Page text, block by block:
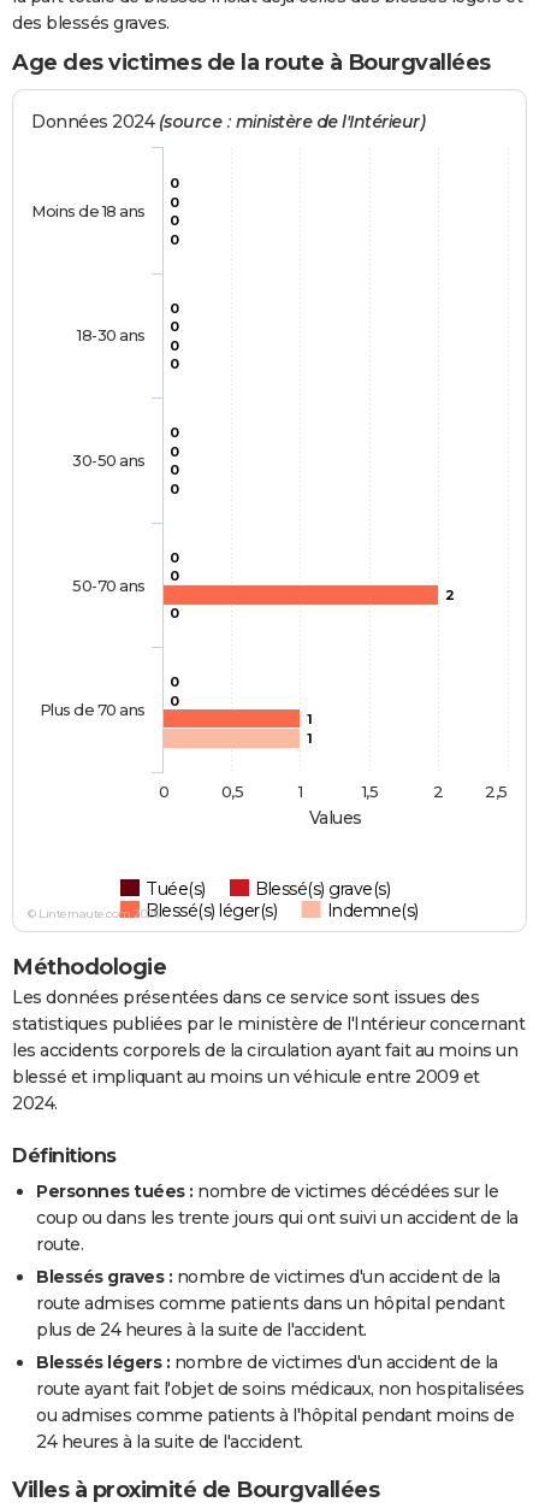
des blessés graves.
Age des victimes de la route à Bourgvallées
Values
Données 2024 (source : ministère de l'Intérieur)
0
0
0
0
0
0
0
0
0
0
0
0
0
2
1
0
0
0
0
1
Tuée(s)
Blessé(s) grave(s)
Blessé(s) léger(s)
Indemne(s)
Moins de 18 ans
18-30 ans
30-50 ans
50-70 ans
Plus de 70 ans
0 0,5 1 1,5 2 2,5
© Linternaute.com 2026
Méthodologie
Les données présentées dans ce service sont issues des
statistiques publiées par le ministère de l'Intérieur concernant
les accidents corporels de la circulation ayant fait au moins un
blessé et impliquant au moins un véhicule entre 2009 et
2024.
Définitions
Personnes tuées : nombre de victimes décédées sur le
coup ou dans les trente jours qui ont suivi un accident de la
route.
Blessés graves : nombre de victimes d'un accident de la
route admises comme patients dans un hôpital pendant
plus de 24 heures à la suite de l'accident.
Blessés légers : nombre de victimes d'un accident de la
route ayant fait l'objet de soins médicaux, non hospitalisées
ou admises comme patients à l'hôpital pendant moins de
24 heures à la suite de l'accident.
Villes à proximité de Bourgvallées